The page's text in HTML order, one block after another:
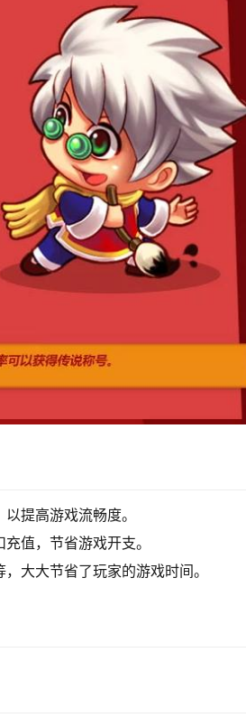
提高游戏流畅度。
值，节省游戏开支。
大大节省了玩家的游戏时间。